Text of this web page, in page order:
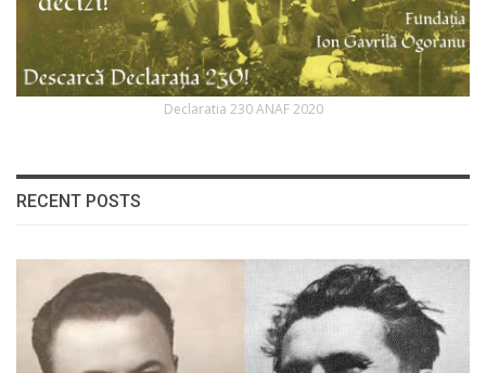
Declaratia 230 ANAF 2020
RECENT POSTS